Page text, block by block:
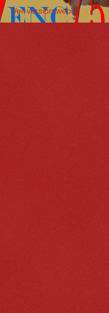
Ver versión web